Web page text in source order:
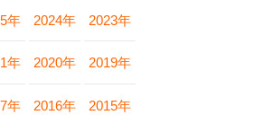
年 2024年 2023年
年 2020年 2019年
年 2016年 2015年